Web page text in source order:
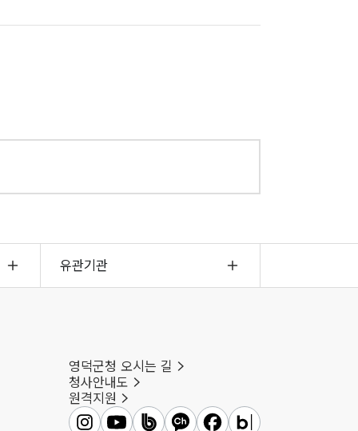
유관기관
영덕군청 오시는 길
청사안내도
원격지원